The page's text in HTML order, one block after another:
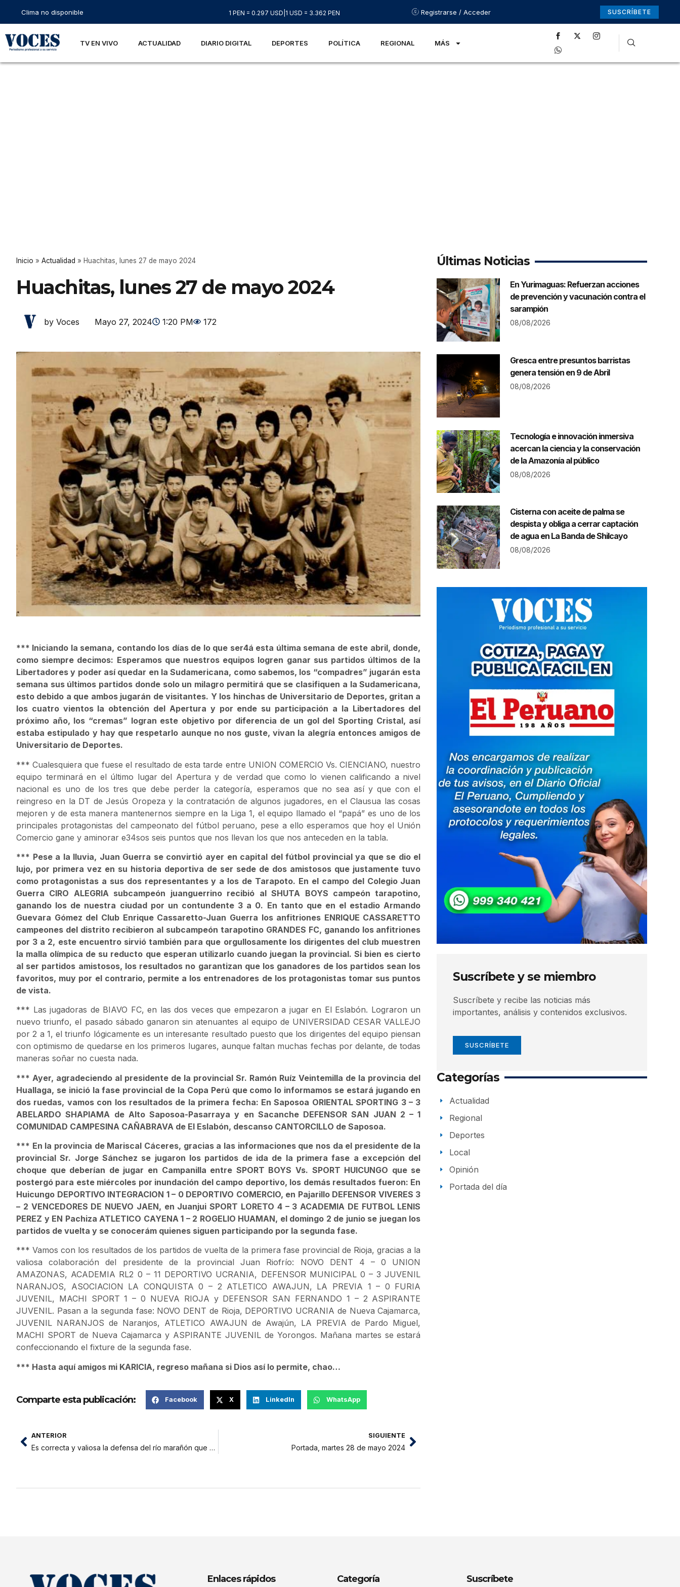
Clima no disponible 1 PEN = 0.297 USD 1 USD = 3.362 PEN Registrarse / Acceder SUSCRÍBETE
TV EN VIVO ACTUALIDAD DIARIO DIGITAL DEPORTES POLÍTICA REGIONAL MÁS
Inicio » Actualidad » Huachitas, lunes 27 de mayo 2024
Huachitas, lunes 27 de mayo 2024
by Voces Mayo 27, 2024 1:20 PM 172
*** Iniciando la semana, contando los días de lo que ser4á esta última semana de este abril, donde,
como siempre decimos: Esperamos que nuestros equipos logren ganar sus partidos últimos de la
Libertadores y poder así quedar en la Sudamericana, como sabemos, los “compadres” jugarán esta
semana sus últimos partidos donde solo un milagro permitirá que se clasifiquen a la Sudamericana,
esto debido a que ambos jugarán de visitantes. Y los hinchas de Universitario de Deportes, gritan a
los cuatro vientos la obtención del Apertura y por ende su participación a la Libertadores del
próximo año, los “cremas” logran este objetivo por diferencia de un gol del Sporting Cristal, así
estaba estipulado y hay que respetarlo aunque no nos guste, vivan la alegría entonces amigos de
Universitario de Deportes.
*** Cualesquiera que fuese el resultado de esta tarde entre UNION COMERCIO Vs. CIENCIANO, nuestro
equipo terminará en el último lugar del Apertura y de verdad que como lo vienen calificando a nivel
nacional es uno de los tres que debe perder la categoría, esperamos que no sea así y que con el
reingreso en la DT de Jesús Oropeza y la contratación de algunos jugadores, en el Clausua las cosas
mejoren y de esta manera mantenernos siempre en la Liga 1, el equipo llamado el “papá” es uno de los
principales protagonistas del campeonato del fútbol peruano, pese a ello esperamos que hoy el Unión
Comercio gane y aminorar e34sos seis puntos que nos llevan los que nos anteceden en la tabla.
*** Pese a la lluvia, Juan Guerra se convirtió ayer en capital del fútbol provincial ya que se dio el
lujo, por primera vez en su historia deportiva de ser sede de dos amistosos que justamente tuvo
como protagonistas a sus dos representantes y a los de Tarapoto. En el campo del Colegio Juan
Guerra CIRO ALEGRIA subcampeón juanguerrino recibió al SHUTA BOYS campeón tarapotino,
ganando los de nuestra ciudad por un contundente 3 a 0. En tanto que en el estadio Armando
Guevara Gómez del Club Enrique Cassaretto-Juan Guerra los anfitriones ENRIQUE CASSARETTO
campeones del distrito recibieron al subcampeón tarapotino GRANDES FC, ganando los anfitriones
por 3 a 2, este encuentro sirvió también para que orgullosamente los dirigentes del club muestren
la malla olímpica de su reducto que esperan utilizarlo cuando juegan la provincial. Si bien es cierto
al ser partidos amistosos, los resultados no garantizan que los ganadores de los partidos sean los
favoritos, muy por el contrario, permite a los entrenadores de los protagonistas tomar sus puntos
de vista.
*** Las jugadoras de BIAVO FC, en las dos veces que empezaron a jugar en El Eslabón. Lograron un
nuevo triunfo, el pasado sábado ganaron sin atenuantes al equipo de UNIVERSIDAD CESAR VALLEJO
por 2 a 1, el triunfo lógicamente es un interesante resultado puesto que los dirigentes del equipo piensan
con optimismo de quedarse en los primeros lugares, aunque faltan muchas fechas por delante, de todas
maneras soñar no cuesta nada.
*** Ayer, agradeciendo al presidente de la provincial Sr. Ramón Ruíz Veintemilla de la provincia del
Huallaga, se inició la fase provincial de la Copa Perú que como lo informamos se estará jugando en
dos ruedas, vamos con los resultados de la primera fecha: En Saposoa ORIENTAL SPORTING 3 – 3
ABELARDO SHAPIAMA de Alto Saposoa-Pasarraya y en Sacanche DEFENSOR SAN JUAN 2 – 1
COMUNIDAD CAMPESINA CAÑABRAVA de El Eslabón, descanso CANTORCILLO de Saposoa.
*** En la provincia de Mariscal Cáceres, gracias a las informaciones que nos da el presidente de la
provincial Sr. Jorge Sánchez se jugaron los partidos de ida de la primera fase a excepción del
choque que deberían de jugar en Campanilla entre SPORT BOYS Vs. SPORT HUICUNGO que se
postergó para este miércoles por inundación del campo deportivo, los demás resultados fueron: En
Huicungo DEPORTIVO INTEGRACION 1 – 0 DEPORTIVO COMERCIO, en Pajarillo DEFENSOR VIVERES 3
– 2 VENCEDORES DE NUEVO JAEN, en Juanjui SPORT LORETO 4 – 3 ACADEMIA DE FUTBOL LENIS
PEREZ y EN Pachiza ATLETICO CAYENA 1 – 2 ROGELIO HUAMAN, el domingo 2 de junio se juegan los
partidos de vuelta y se conocerám quienes siguen participando por la segunda fase.
*** Vamos con los resultados de los partidos de vuelta de la primera fase provincial de Rioja, gracias a la
valiosa colaboración del presidente de la provincial Juan Riofrío: NOVO DENT 4 – 0 UNION
AMAZONAS, ACADEMIA RL2 0 – 11 DEPORTIVO UCRANIA, DEFENSOR MUNICIPAL 0 – 3 JUVENIL
NARANJOS, ASOCIACION LA CONQUISTA 0 – 2 ATLETICO AWAJUN, LA PREVIA 1 – 0 FURIA
JUVENIL, MACHI SPORT 1 – 0 NUEVA RIOJA y DEFENSOR SAN FERNANDO 1 – 2 ASPIRANTE
JUVENIL. Pasan a la segunda fase: NOVO DENT de Rioja, DEPORTIVO UCRANIA de Nueva Cajamarca,
JUVENIL NARANJOS de Naranjos, ATLETICO AWAJUN de Awajún, LA PREVIA de Pardo Miguel,
MACHI SPORT de Nueva Cajamarca y ASPIRANTE JUVENIL de Yorongos. Mañana martes se estará
confeccionando el fixture de la segunda fase.
*** Hasta aquí amigos mi KARICIA, regreso mañana si Dios así lo permite, chao…
Comparte esta publicación: Facebook X LinkedIn WhatsApp
ANTERIOR
Es correcta y valiosa la defensa del río marañón que hacen las mujeres indígenas, sostiene Blanca Mujica
SIGUIENTE
Portada, martes 28 de mayo 2024
Últimas Noticias
En Yurimaguas: Refuerzan acciones
de prevención y vacunación contra el
sarampión
08/08/2026
Gresca entre presuntos barristas
genera tensión en 9 de Abril
08/08/2026
Tecnología e innovación inmersiva
acercan la ciencia y la conservación
de la Amazonía al público
08/08/2026
Cisterna con aceite de palma se
despista y obliga a cerrar captación
de agua en La Banda de Shilcayo
08/08/2026
Suscríbete y se miembro
Suscríbete y recibe las noticias más
importantes, análisis y contenidos exclusivos.
SUSCRÍBETE
Categorías
Actualidad
Regional
Deportes
Local
Opinión
Portada del día
Enlaces rápidos Categoría Suscríbete